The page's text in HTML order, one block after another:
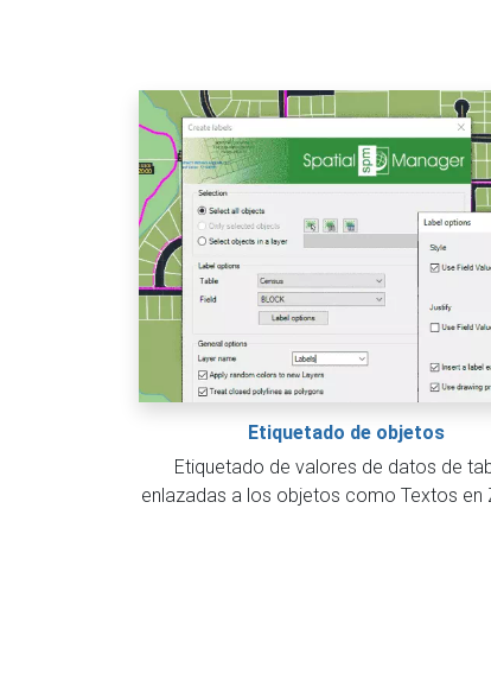
Etiquetado de objetos
Etiquetado de valores de datos de
enlazadas a los objetos como Textos en